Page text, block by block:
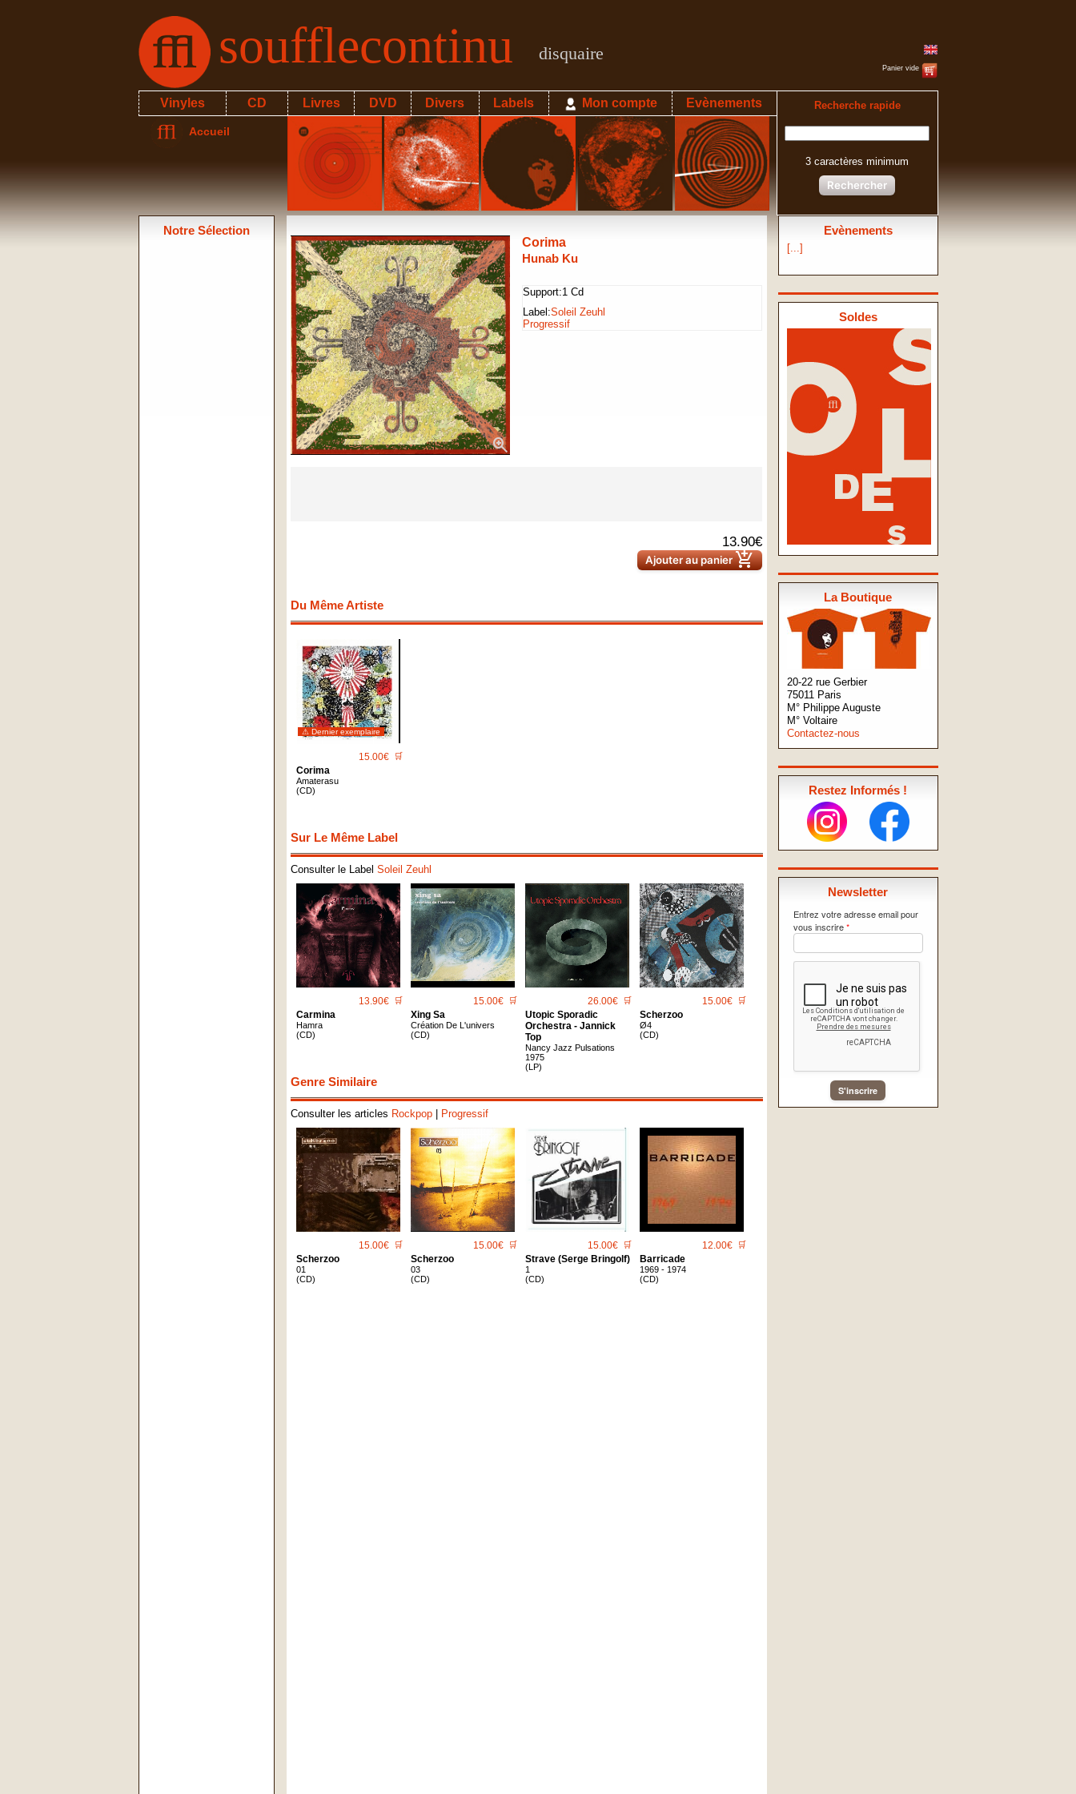
soufflecontinu disquaire
Panier vide
Vinyles CD Livres DVD Divers Labels Mon compte Evènements Recherche rapide
3 caractères minimum
Rechercher
Accueil
Evènements
[...]
Soldes
La Boutique
20-22 rue Gerbier
75011 Paris
M° Philippe Auguste
M° Voltaire
Contactez-nous
Restez Informés !
Newsletter
Entrez votre adresse email pour
vous inscrire*
S'inscrire
Notre Sélection
zoom_in
Corima
Hunab Ku
Support:1 Cd
Label:Soleil Zeuhl
Progressif
13.90€
Ajouter au panieradd_shopping_cart
Du Même Artiste
⚠ Dernier exemplaire
15.00€ 🛒
Corima
Amaterasu
(CD)
Sur Le Même Label
Consulter le Label Soleil Zeuhl
13.90€ 🛒
Carmina
Hamra
(CD)
15.00€ 🛒
Xing Sa
Création De L'univers
(CD)
26.00€ 🛒
Utopic Sporadic
Orchestra - Jannick
Top
Nancy Jazz Pulsations
1975
(LP)
15.00€ 🛒
Scherzoo
Ø4
(CD)
Genre Similaire
Consulter les articles Rockpop| Progressif
15.00€ 🛒
Scherzoo
01
(CD)
15.00€ 🛒
Scherzoo
03
(CD)
15.00€ 🛒
Strave (Serge Bringolf)
1
(CD)
12.00€ 🛒
Barricade
1969 - 1974
(CD)